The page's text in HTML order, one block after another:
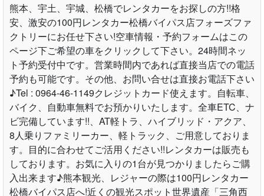
熊本、宇土、宇城、松橋でレンタカーをお探しの方!!格
安、激安の100円レンタカー松橋バイパス店フォーズファ
クトリーにお任せ下さい!空車情報・予約フォームはこの
ページ下ご希望の車をクリックして下さい。24時間ネッ
ト予約受付中です。営業時間内であれば直接当店での電話
予約も可能です。その他、お問い合せは直接お電話下さい
♪Tel : 0964-46-1149クレジットカード使えます。自転車、
バイク、自動車無料でお預かりいたします。全車ETC、ナ
ビ完備しています!!、AT軽トラ、ハイブリッド・アクア、
8人乗りファミリーカー、軽トラック、ご用意しておりま
す。目的に合わせてご活用ください!!レンタカーは販売も
しております。お気に入りの1台が見つかりましたらご購
入出来ます♪熊本観光、レジャーの際は100円レンタカー
松橋バイパス店へ!近くの観光スポット世界遺産「三角西